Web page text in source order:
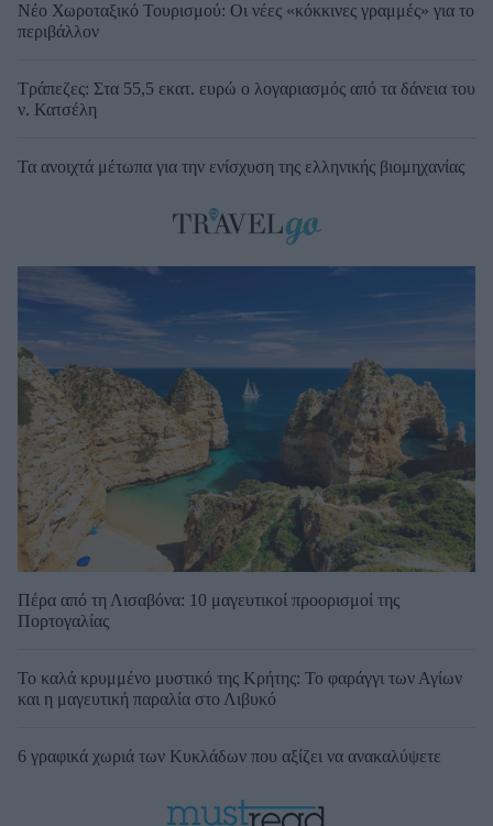
Νέο Χωροταξικό Τουρισμού: Οι νέες «κόκκινες γραμμές» για το
περιβάλλον
Τράπεζες: Στα 55,5 εκατ. ευρώ ο λογαριασμός από τα δάνεια του
ν. Κατσέλη
Τα ανοιχτά μέτωπα για την ενίσχυση της ελληνικής βιομηχανίας
Πέρα από τη Λισαβόνα: 10 μαγευτικοί προορισμοί της
Πορτογαλίας
Το καλά κρυμμένο μυστικό της Κρήτης: Το φαράγγι των Αγίων
και η μαγευτική παραλία στο Λιβυκό
6 γραφικά χωριά των Κυκλάδων που αξίζει να ανακαλύψετε